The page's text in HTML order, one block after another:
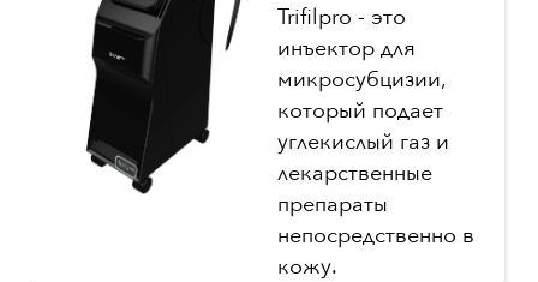
Trifilpro - это
инъектор для
микросубцизии,
который подает
углекислый газ и
лекарственные
препараты
непосредственно в
кожу.